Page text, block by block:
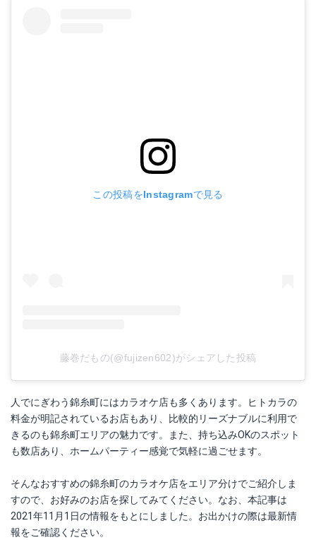
この投稿をInstagramで見る
藤巻だもの(@fujizen602)がシェアした投稿
人でにぎわう錦糸町にはカラオケ店も多くあります。ヒトカラの
料金が明記されているお店もあり、比較的リーズナブルに利用で
きるのも錦糸町エリアの魅力です。また、持ち込みOKのスポット
も数店あり、ホームパーティー感覚で気軽に過ごせます。
そんなおすすめの錦糸町のカラオケ店をエリア分けでご紹介しま
すので、お好みのお店を探してみてください。なお、本記事は
2021年11月1日の情報をもとにしました。お出かけの際は最新情
報をご確認ください。